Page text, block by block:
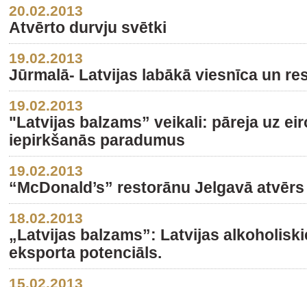
20.02.2013
Atvērto durvju svētki
19.02.2013
Jūrmalā- Latvijas labākā viesnīca un
19.02.2013
"Latvijas balzams” veikali: pāreja uz
iepirkšanās paradumus
19.02.2013
“McDonald’s” restorānu Jelgavā
18.02.2013
„Latvijas balzams”: Latvijas
eksporta potenciāls.
15.02.2013